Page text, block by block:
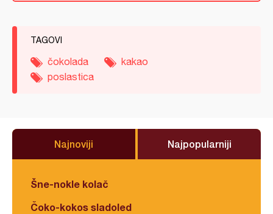
TAGOVI
čokolada
kakao
poslastica
Najnoviji Najpopularniji
Šne-nokle kolač
Čoko-kokos sladoled